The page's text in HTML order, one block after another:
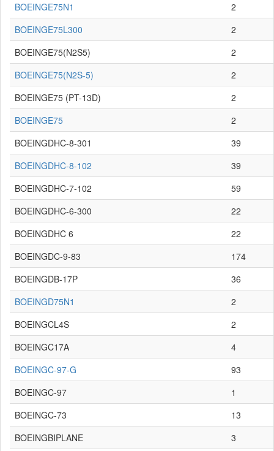
BOEINGE75N1
2
BOEINGE75L300
2
BOEINGE75(N2S5)
2
BOEINGE75(N2S-5)
2
BOEINGE75 (PT-13D)
2
BOEINGE75
2
BOEINGDHC-8-301
39
BOEINGDHC-8-102
39
BOEINGDHC-7-102
59
BOEINGDHC-6-300
22
BOEINGDHC 6
22
BOEINGDC-9-83
174
BOEINGDB-17P
36
BOEINGD75N1
2
BOEINGCL4S
2
BOEINGC17A
4
BOEINGC-97-G
93
BOEINGC-97
1
BOEINGC-73
13
BOEINGBIPLANE
3